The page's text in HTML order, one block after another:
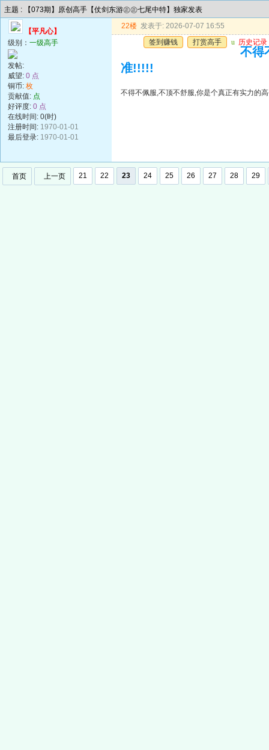
主题 : 【073期】原创高手【仗剑东游㊣㊣七尾中特】独家发表
【平凡心】
级别： 一级高手
发帖:
威望: 0 点
铜币: 枚
贡献值: 点
好评度: 0 点
在线时间: 0(时)
注册时间: 1970-01-01
最后登录: 1970-01-01
22楼 发表于: 2026-07-07 16:55
签到赚钱
打赏高手 u 历史记录
不得
准!!!!!
不得不佩服,不顶不舒服,你是个真正有实力的
首页 上一页 21 22 23 24 25 26 27 28 29